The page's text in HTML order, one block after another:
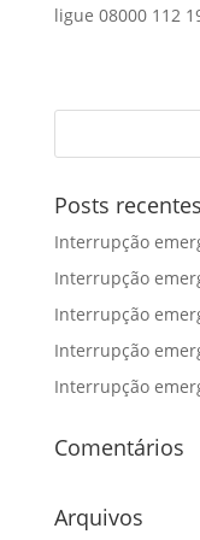
ligue 08000 112
Posts recentes
Interrupção
Interrupção
Interrupção
Interrupção
Interrupção
Comentários
Arquivos